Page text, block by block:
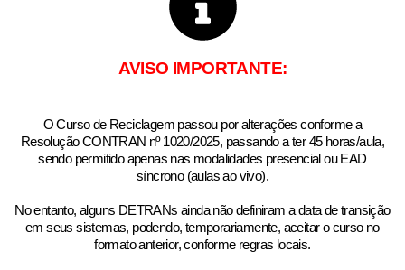
AVISO IMPORTANTE:​
O Curso de Reciclagem passou por alterações conforme a
Resolução CONTRAN nº 1020/2025, passando a ter 45 horas/aula,
sendo permitido apenas nas modalidades presencial ou EAD
síncrono (aulas ao vivo).
No entanto, alguns DETRANs ainda não definiram a data de transição
em seus sistemas, podendo, temporariamente, aceitar o curso no
formato anterior, conforme regras locais.